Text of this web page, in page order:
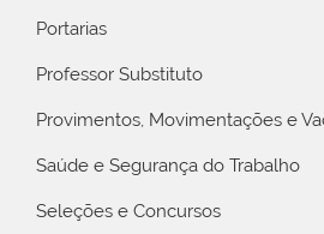
Portarias
Professor Substituto
Provimentos, Movimentações e
Saúde e Segurança do Trabalho
Seleções e Concursos